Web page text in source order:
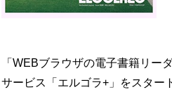
「WEBブラウザの電子書籍リー
サービス「エルゴラ+」をスター